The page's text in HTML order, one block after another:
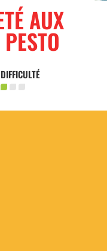
AUX
DIFFICULTÉ